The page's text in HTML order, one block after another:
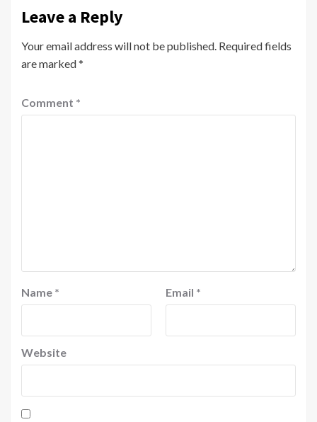
Leave a Reply
Your email address will not be published. Required fields
are marked*
Comment *
Name * Email *
Website